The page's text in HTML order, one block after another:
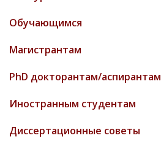
Обучающимся
Магистрантам
PhD докторантам/аспирантам
Иностранным студентам
Диссертационные советы